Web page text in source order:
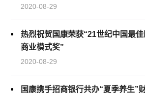
2020-08-29
热烈祝贺国康荣获“21世纪中国最
商业模式奖”
2020-08-29
国康携手招商银行共办“夏季养生”